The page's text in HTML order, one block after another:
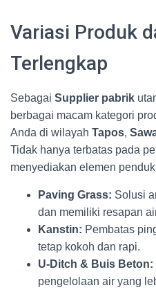
Variasi Produk
Terlengkap
Sebagai Supplier pabrik
berbagai macam kategori
Anda di wilayah Tapos,
Tidak hanya terbatas pada
menyediakan elemen
Paving Grass: Solusi
dan memiliki resapan
Kanstin: Pembatas
tetap kokoh dan rapi.
U-Ditch & Buis Beton:
pengelolaan air yang